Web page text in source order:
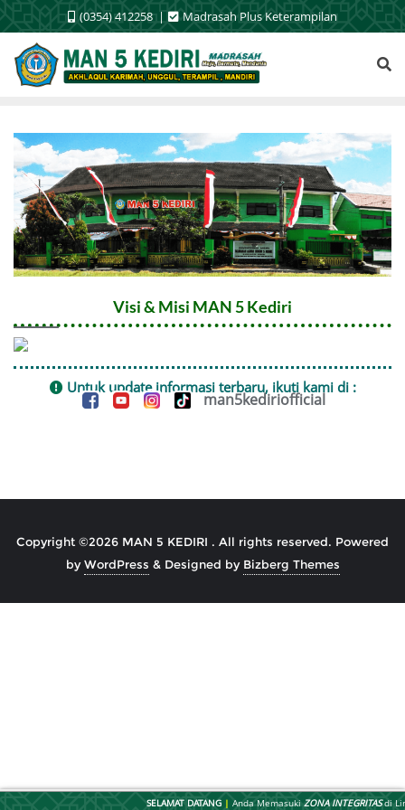
to
content
(0354) 412258 Madrasah Plus Keterampilan
Visi & Misi MAN 5 Kediri
Untuk update informasi terbaru, ikuti kami di :
man5kediriofficial
Copyright ©2026 MAN 5 KEDIRI . All rights reserved. Powered
byWordPress & Designed by Bizberg Themes
SELAMAT DATANG| Anda MemasukiZONA INTEGRITASdi